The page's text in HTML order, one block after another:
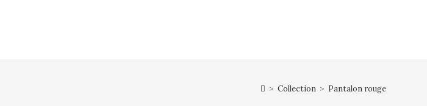
> Collection > Pantalon rouge